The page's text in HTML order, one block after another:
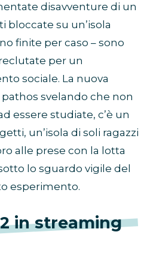
disavventure di un
bloccate su un’isola
finite per caso – sono
per un
sociale. La nuova
svelando che non
essere studiate, c’è un
un’isola di soli ragazzi
alle prese con la lotta
lo sguardo vigile del
esperimento.
in streaming